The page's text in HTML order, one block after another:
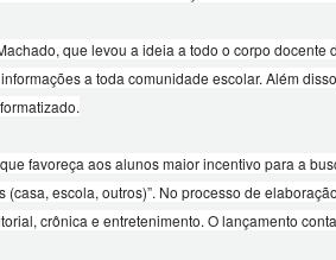
que levou a ideia a todo o corpo docente
a toda comunidade escolar. Além
favoreça aos alunos maior incentivo para a
escola, outros)”. No processo de
crônica e entretenimento. O lançamento